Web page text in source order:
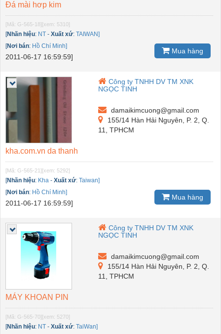
Đá mài hơp kim
[Mã: G-565-18][xem: 5310]
[Nhãn hiệu: NT - Xuất xứ: TAIWAN]
[Nơi bán: Hồ Chí Minh]
2011-06-17 16:59:59]
Mua hàng
Công ty TNHH DV TM XNK
NGỌC TINH
damaikimcuong@gmail.com
155/14 Hàn Hải Nguyên, P. 2, Q.
11, TPHCM
kha.com.vn da thanh
[Mã: G-565-21][xem: 5292]
[Nhãn hiệu: Kha - Xuất xứ: Taiwan]
[Nơi bán: Hồ Chí Minh]
2011-06-17 16:59:59]
Mua hàng
Công ty TNHH DV TM XNK
NGỌC TINH
damaikimcuong@gmail.com
155/14 Hàn Hải Nguyên, P. 2, Q.
11, TPHCM
MÁY KHOAN PIN
[Mã: G-565-70][xem: 5270]
[Nhãn hiệu: NT - Xuất xứ: TaiWan]